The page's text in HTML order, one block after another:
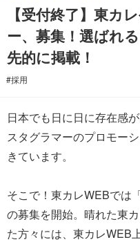
【受付終了】東カ
ー、募集！選ばれ
先的に掲載！
#採用
日本でも日に日に存在感
スタグラマーのプロモー
きています。
そこで！東カレWEBでは
の募集を開始。晴れた東
た方々には、東カレWEB